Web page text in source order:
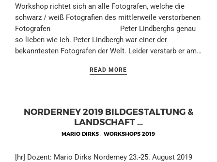
Workshop richtet sich an alle Fotografen, welche die
schwarz / weiß Fotografien des mittlerweile verstorbenen
Fotografen Peter Lindberghs genau
so lieben wie ich. Peter Lindbergh war einer der
bekanntesten Fotografen der Welt. Leider verstarb er am…
READ MORE
NORDERNEY 2019 BILDGESTALTUNG &
LANDSCHAFT …
MARIO DIRKS , WORKSHOPS 2019
[hr] Dozent: Mario Dirks Norderney 23.-25. August 2019